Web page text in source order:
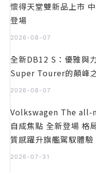
懷得天堂雙新品上市
登場
2026-08-07
全新DB12 S：優雅與
Super Tourer的顛峰
2026-08-07
Volkswagen The all-
自成焦點 全新登場 格
質感躍升旗艦駕馭體驗
2026-07-31